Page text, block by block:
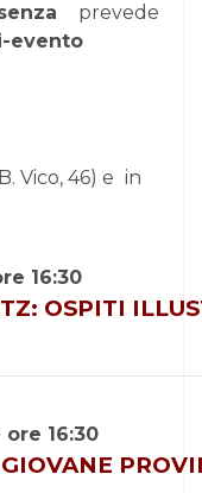
prevede
evento
Vico, 46) e in
16:30
OSPITI
16:30